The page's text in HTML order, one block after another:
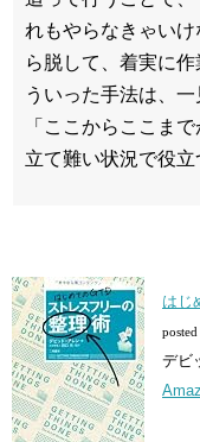
れもやらなきゃい
ら脱して、着実に
ういった手法は、
「ここからここま
立て難い状況で役立
はじ
デビ